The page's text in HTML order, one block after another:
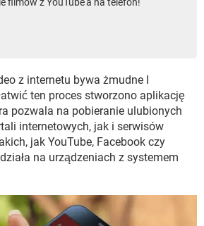
z internetu bywa żmudne I
ten proces stworzono aplikację
pozwala na pobieranie ulubionych
internetowych, jak i serwisów
jak YouTube, Facebook czy
na urządzeniach z systemem